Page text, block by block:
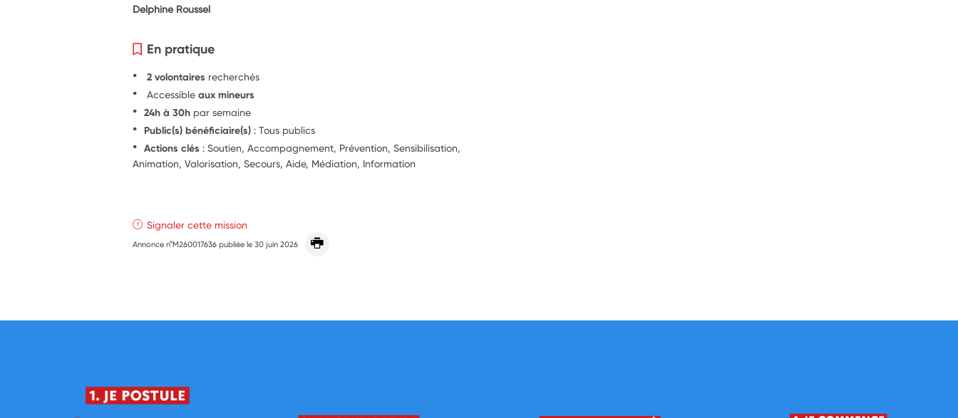
Delphine Roussel
En pratique
2 volontaires recherchés
Accessibleaux mineurs
24h à 30h par semaine
Public(s) bénéficiaire(s) : Tous publics
Actions clés : Soutien, Accompagnement, Prévention, Sensibilisation,
Animation, Valorisation, Secours, Aide, Médiation, Information
Signaler cette mission
Annonce n°M260017636 publiée le30 juin 2026